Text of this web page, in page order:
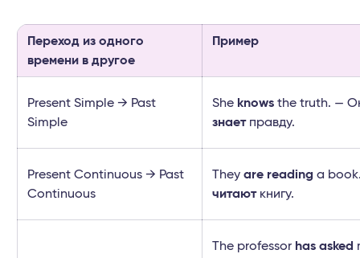
Переход из одного
времени в другое
Пример
Present Simple → Past
Simple
She knows the truth. —
знаетправду.
Present Continuous → Past
Continuous
They are reading a
читаюткнигу.
The professor has asked